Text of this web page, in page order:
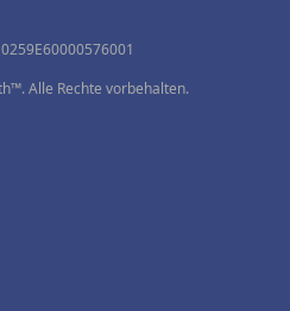
0259Ε60000576001
Alle Rechte vorbehalten.